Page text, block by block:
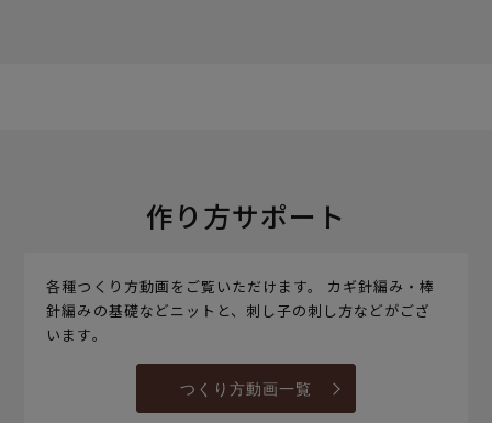
作り方サポート
各種つくり方動画をご覧いただけます。 カギ針編み・棒
針編みの基礎などニットと、刺し子の刺し方などがござ
います。
つくり方動画一覧